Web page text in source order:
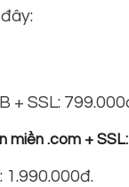
+ SSL:
miền .com +